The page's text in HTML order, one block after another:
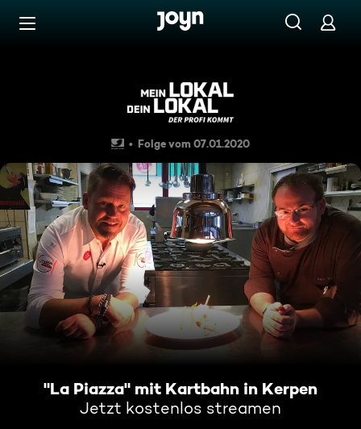
Zum Inhalt springen
"La Piazza" mit Kartbahn in
Folge vom 07.01.2020
"La Piazza" mit Kartbahn in Kerpen
Jetzt kostenlos streamen